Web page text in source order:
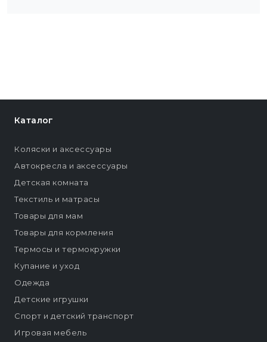
Каталог
Коляски и аксессуары
Автокресла и аксессуары
Детская комната
Текстиль и матрасы
Товары для мам
Товары для кормления
Термосы и термокружки
Купание и уход
Одежда
Детские игрушки
Спорт и детский транспорт
Игровая мебель